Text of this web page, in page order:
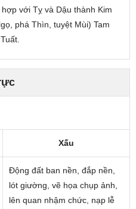
với Tỵ và Dậu thành Kim
phá Thìn, tuyệt Mùi) Tam
Xấu
Động đất ban nền, đắp nền,
lót giường, vẽ họa chụp ảnh,
lên quan nhậm chức, nạp lễ